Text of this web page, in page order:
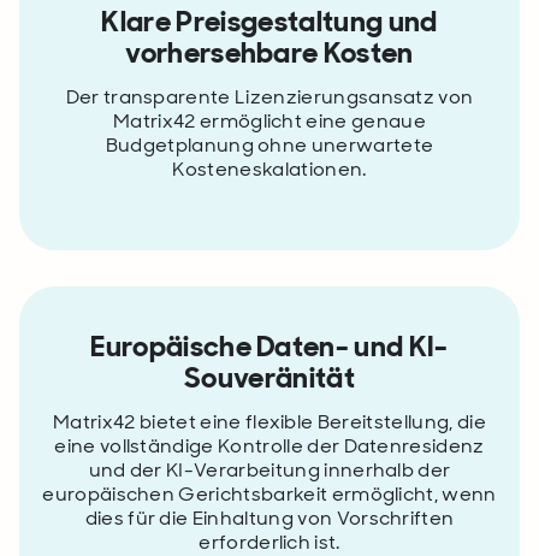
Klare Preisgestaltung und
vorhersehbare Kosten
Der transparente Lizenzierungsansatz von
Matrix42 ermöglicht eine genaue
Budgetplanung ohne unerwartete
Kosteneskalationen.
Europäische Daten- und KI-
Souveränität
Matrix42 bietet eine flexible Bereitstellung, die
eine vollständige Kontrolle der Datenresidenz
und der KI-Verarbeitung innerhalb der
europäischen Gerichtsbarkeit ermöglicht, wenn
dies für die Einhaltung von Vorschriften
erforderlich ist.